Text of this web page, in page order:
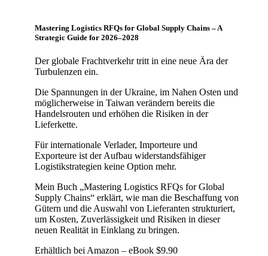
Mastering Logistics RFQs for Global Supply Chains – A
Strategic Guide for 2026–2028
Der globale Frachtverkehr tritt in eine neue Ära der
Turbulenzen ein.
Die Spannungen in der Ukraine, im Nahen Osten und
möglicherweise in Taiwan verändern bereits die
Handelsrouten und erhöhen die Risiken in der
Lieferkette.
Für internationale Verlader, Importeure und
Exporteure ist der Aufbau widerstandsfähiger
Logistikstrategien keine Option mehr.
Mein Buch „Mastering Logistics RFQs for Global
Supply Chains“ erklärt, wie man die Beschaffung von
Gütern und die Auswahl von Lieferanten strukturiert,
um Kosten, Zuverlässigkeit und Risiken in dieser
neuen Realität in Einklang zu bringen.
Erhältlich bei Amazon – eBook $9.90